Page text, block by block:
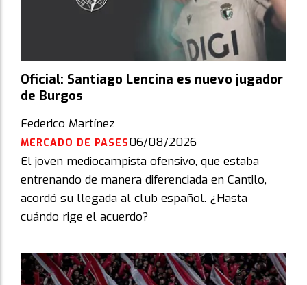
Oficial: Santiago Lencina es nuevo jugador
de Burgos
Federico Martínez
MERCADO DE PASES06/08/2026
El joven mediocampista ofensivo, que estaba
entrenando de manera diferenciada en Cantilo,
acordó su llegada al club español. ¿Hasta
cuándo rige el acuerdo?